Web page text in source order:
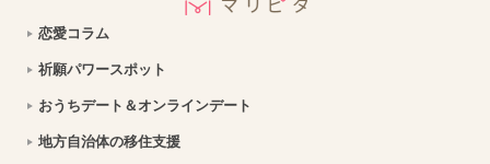
2026年7月17日
恋愛コラム
祈願パワースポット
おうちデート＆オンラインデート
地方自治体の移住支援